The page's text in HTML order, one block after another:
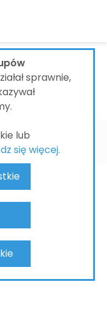
sprawnie,
lub
się więcej.
styl,